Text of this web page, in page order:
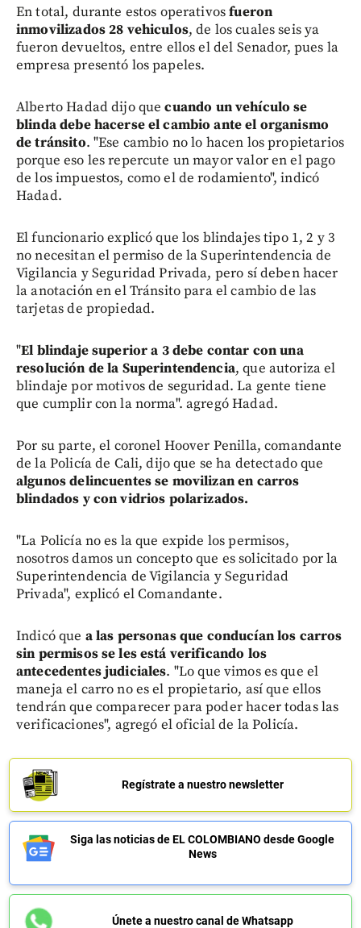
En total, durante estos operativosfueron
inmovilizados 28 vehiculos, de los cuales seis ya
fueron devueltos, entre ellos el del Senador, pues la
empresa presentó los papeles.
Alberto Hadad dijo quecuando un vehículo se
blinda debe hacerse el cambio ante el organismo
de tránsito. "Ese cambio no lo hacen los propietarios
porque eso les repercute un mayor valor en el pago
de los impuestos, como el de rodamiento", indicó
Hadad.
El funcionario explicó que los blindajes tipo 1, 2 y 3
no necesitan el permiso de la Superintendencia de
Vigilancia y Seguridad Privada, pero sí deben hacer
la anotación en el Tránsito para el cambio de las
tarjetas de propiedad.
"El blindaje superior a 3 debe contar con una
resolución de la Superintendencia, que autoriza el
blindaje por motivos de seguridad. La gente tiene
que cumplir con la norma". agregó Hadad.
Por su parte, el coronel Hoover Penilla, comandante
de la Policía de Cali, dijo que se ha detectado que
algunos delincuentes se movilizan en carros
blindados y con vidrios polarizados.
"La Policía no es la que expide los permisos,
nosotros damos un concepto que es solicitado por la
Superintendencia de Vigilancia y Seguridad
Privada", explicó el Comandante.
Indicó que a las personas que conducían los carros
sin permisos se les está verificando los
antecedentes judiciales. "Lo que vimos es que el
maneja el carro no es el propietario, así que ellos
tendrán que comparecer para poder hacer todas las
verificaciones", agregó el oficial de la Policía.
Regístrate a nuestro newsletter
Siga las noticias de EL COLOMBIANO desde Google
News
Únete a nuestro canal de Whatsapp